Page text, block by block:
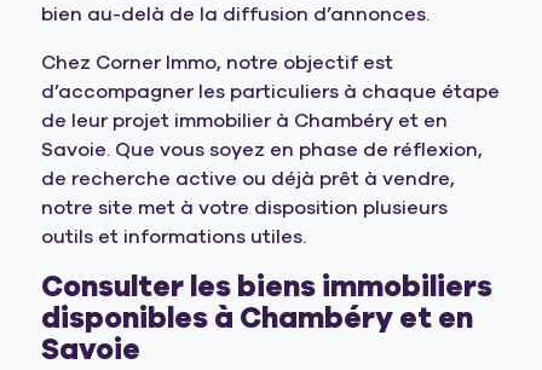
bien au-delà de la diffusion d’annonces.
Chez Corner Immo, notre objectif est
d’accompagner les particuliers à chaque étape
de leur projet immobilier à Chambéry et en
Savoie. Que vous soyez en phase de réflexion,
de recherche active ou déjà prêt à vendre,
notre site met à votre disposition plusieurs
outils et informations utiles.
Consulter les biens immobiliers
disponibles à Chambéry et en
Savoie